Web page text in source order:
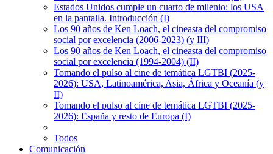
Estados Unidos cumple un cuarto de milenio: los USA
en la pantalla. Introducción (I)
Los 90 años de Ken Loach, el cineasta del compromiso
social por excelencia (2006-2023) (y III)
Los 90 años de Ken Loach, el cineasta del compromiso
social por excelencia (1994-2004) (II)
Tomando el pulso al cine de temática LGTBI (2025-
2026): USA, Latinoamérica, Asia, África y Oceanía (y
II)
Tomando el pulso al cine de temática LGTBI (2025-
2026): España y resto de Europa (I)
Todos
Comunicación